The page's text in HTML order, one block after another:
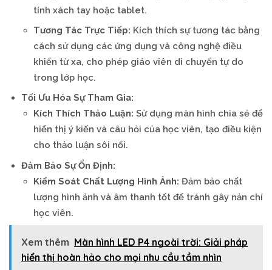
tính xách tay hoặc tablet.
Tương Tác Trực Tiếp: Kích thích sự tương tác bằng
cách sử dụng các ứng dụng và công nghệ điều
khiển từ xa, cho phép giáo viên di chuyển tự do
trong lớp học.
Tối Ưu Hóa Sự Tham Gia:
Kích Thích Thảo Luận: Sử dụng màn hình chia sẻ để
hiển thị ý kiến và câu hỏi của học viên, tạo điều kiện
cho thảo luận sôi nổi.
Đảm Bảo Sự Ổn Định:
Kiểm Soát Chất Lượng Hình Ảnh: Đảm bảo chất
lượng hình ảnh và âm thanh tốt để tránh gây nản chí
học viên.
Xem thêm Màn hình LED P4 ngoài trời: Giải pháp
hiển thị hoàn hảo cho mọi nhu cầu tầm nhìn